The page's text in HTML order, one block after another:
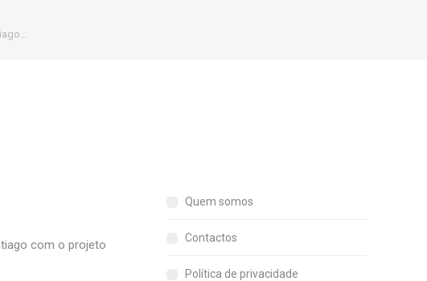
com o projeto
Quem somos
Contactos
Política de privacidade